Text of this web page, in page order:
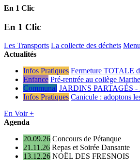
En 1 Clic
En 1 Clic
Les Transports La collecte des déchets
Actualités
Infos Pratiques Fermeture TOTALE
Enfance Pré-rentrée au collège
Communal JARDINS PARTAGÉS -
Infos Pratiques Canicule : adoptons
En Voir +
Agenda
20.09.26 Concours de Pétanque
21.11.26 Repas et Soirée Dansante
13.12.26 NOËL DES FRESNOIS